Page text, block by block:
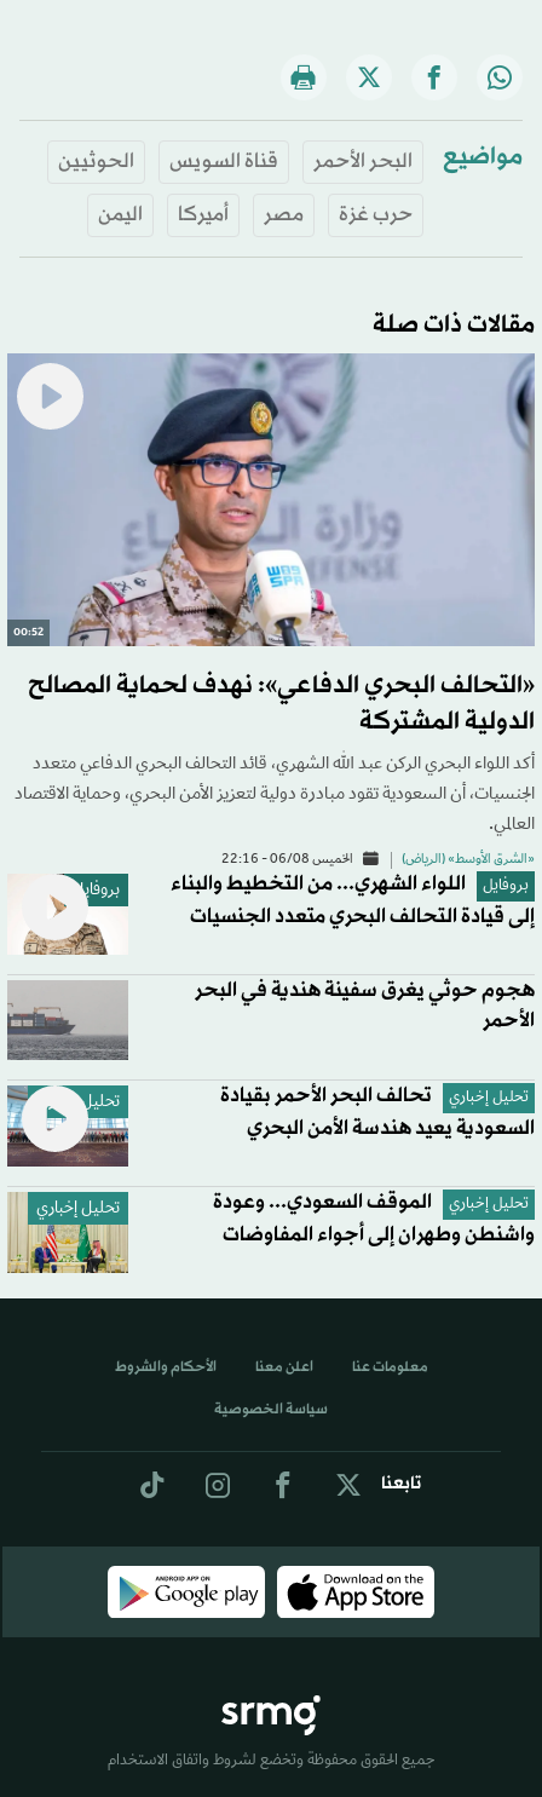
مواضيع البحر الأحمر قناة السويس
الحوثيين
حرب غزة
مصر أميركا اليمن
مقالات ذات صلة
00:52
«التحالف البحري الدفاعي»: نهدف لحماية المصالح
الدولية المشتركة
أكد اللواء البحري الركن عبد الله الشهري، قائد التحالف البحري الدفاعي متعدد
الجنسيات، أن السعودية تقود مبادرة دولية لتعزيز الأمن البحري، وحماية الاقتصاد
العالمي.
«الشرق الأوسط» (الرياض) الخميس 06/08 - 22:16
بروفايل بروفايل
اللواء الشهري... من التخطيط والبناء
إلى قيادة التحالف البحري متعدد الجنسيات
هجوم حوثي يغرق سفينة هندية في البحر
الأحمر
تحليل إخباري تحليل إخباري
تحالف البحر الأحمر بقيادة
السعودية يعيد هندسة الأمن البحري
تحليل إخباري تحليل إخباري
الموقف السعودي... وعودة
واشنطن وطهران إلى أجواء المفاوضات
تابعنا
معلومات عنا اعلن معنا الأحكام والشروط
سياسة الخصوصية
جميع الحقوق محفوظة وتخضع لشروط واتفاق الاستخدام